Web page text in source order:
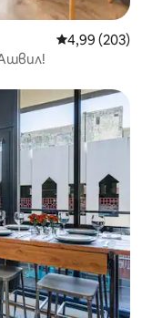
Средна
4,99 (203)